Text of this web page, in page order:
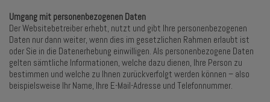
Umgang mit personenbezogenen Daten
Der Websitebetreiber erhebt, nutzt und gibt Ihre personenbezogenen
Daten nur dann weiter, wenn dies im gesetzlichen Rahmen erlaubt ist
oder Sie in die Datenerhebung einwilligen. Als personenbezogene Daten
gelten sämtliche Informationen, welche dazu dienen, Ihre Person zu
bestimmen und welche zu Ihnen zurückverfolgt werden können – also
beispielsweise Ihr Name, Ihre E-Mail-Adresse und Telefonnummer.